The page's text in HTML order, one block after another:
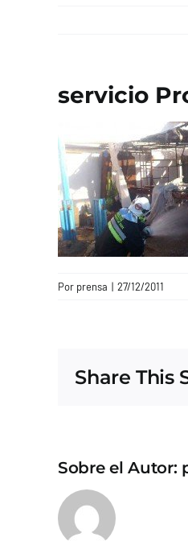
servicio
Por prensa | 27/12/2011
Share This
Sobre el Autor: